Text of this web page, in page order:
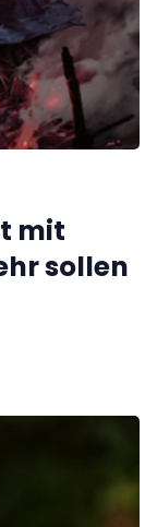
mit
sollen